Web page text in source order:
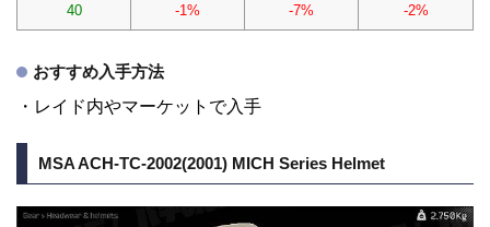
40 -1% -7% -2%
おすすめ入手方法
・レイド内やマーケットで入手
MSA ACH-TC-2002(2001) MICH Series Helmet